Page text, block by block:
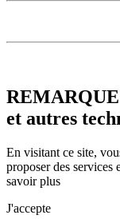
REMARQUE
et autres
En visitant ce site,
proposer des services
savoir plus
J'accepte